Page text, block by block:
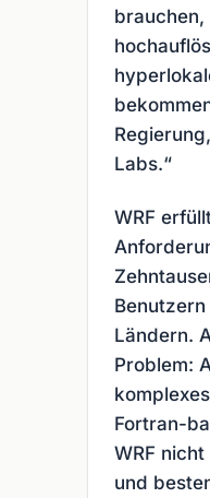
brauchen,
Labs.“
WRF
Ländern.
Problem:
Fortran-
WRF
und